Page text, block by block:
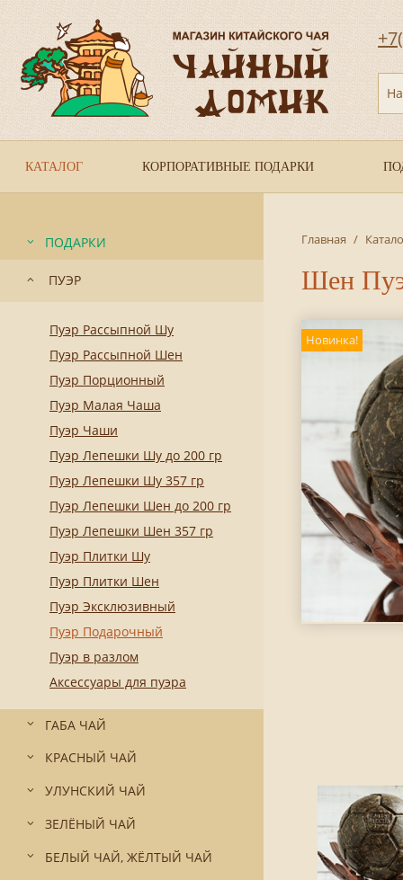
КАТАЛОГ КОРПОРАТИВНЫЕ ПОДАРКИ
ПОДАРКИ
ПУЭР
Пуэр Рассыпной Шу
Пуэр Рассыпной Шен
Пуэр Порционный
Пуэр Малая Чаша
Пуэр Чаши
Пуэр Лепешки Шу до 200 гр
Пуэр Лепешки Шу 357 гр
Пуэр Лепешки Шен до 200 гр
Пуэр Лепешки Шен 357 гр
Пуэр Плитки Шу
Пуэр Плитки Шен
Пуэр Эксклюзивный
Пуэр Подарочный
Пуэр в разлом
Аксессуары для пуэра
ГАБА ЧАЙ
КРАСНЫЙ ЧАЙ
УЛУНСКИЙ ЧАЙ
ЗЕЛЁНЫЙ ЧАЙ
БЕЛЫЙ ЧАЙ, ЖЁЛТЫЙ ЧАЙ
Главная /
Шен
Новинка!